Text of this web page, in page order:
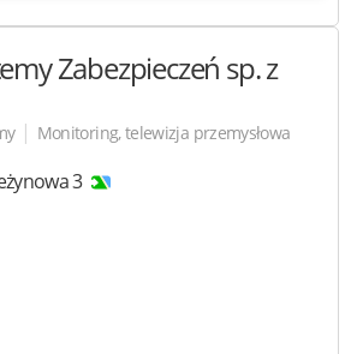
Zabezpieczeń sp. z
| Monitoring, telewizja przemysłowa
3